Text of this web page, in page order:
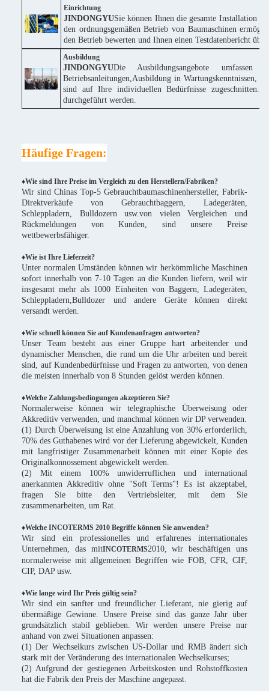
Einrichtung
JINDONGYUSie können Ihnen die gesamte Installation
den ordnungsgemäßen Betrieb von Baumaschinen
den Betrieb bewerten und Ihnen einen Testdatenbericht
Ausbildung
JINDONGYUDie Ausbildungsangebote
Betriebsanleitungen,Ausbildung in Wartungskenntnissen,
sind auf Ihre individuellen Bedürfnisse
durchgeführt werden.
Häufige Fragen:
♦Wie sind Ihre Preise im Vergleich zu den Herstellern/Fabriken?
Wir sind Chinas Top-5 Gebrauchtbaumaschinenhersteller, Fabrik-
Direktverkäufe von Gebrauchtbaggern, Ladegeräten,
Schleppladern, Bulldozern usw.von vielen Vergleichen und
Rückmeldungen von Kunden, sind unsere Preise
wettbewerbsfähiger.
♦Wie ist Ihre Lieferzeit?
Unter normalen Umständen können wir herkömmliche Maschinen
sofort innerhalb von 7-10 Tagen an die Kunden liefern, weil wir
insgesamt mehr als 1000 Einheiten von Baggern, Ladegeräten,
Schleppladern,Bulldozer und andere Geräte können direkt
versandt werden.
♦Wie schnell können Sie auf Kundenanfragen antworten?
Unser Team besteht aus einer Gruppe hart arbeitender und
dynamischer Menschen, die rund um die Uhr arbeiten und bereit
sind, auf Kundenbedürfnisse und Fragen zu antworten, von denen
die meisten innerhalb von 8 Stunden gelöst werden können.
♦Welche Zahlungsbedingungen akzeptieren Sie?
Normalerweise können wir telegraphische Überweisung oder
Akkreditiv verwenden, und manchmal können wir DP verwenden.
(1) Durch Überweisung ist eine Anzahlung von 30% erforderlich,
70% des Guthabenes wird vor der Lieferung abgewickelt, Kunden
mit langfristiger Zusammenarbeit können mit einer Kopie des
Originalkonnossement abgewickelt werden.
(2) Mit einem 100% unwiderruflichen und international
anerkannten Akkreditiv ohne "Soft Terms"! Es ist akzeptabel,
fragen Sie bitte den Vertriebsleiter, mit dem Sie
zusammenarbeiten, um Rat.
♦Welche INCOTERMS 2010 Begriffe können Sie anwenden?
Wir sind ein professionelles und erfahrenes internationales
Unternehmen, das mitINCOTERMS2010, wir beschäftigen uns
normalerweise mit allgemeinen Begriffen wie FOB, CFR, CIF,
CIP, DAP usw.
♦Wie lange wird Ihr Preis gültig sein?
Wir sind ein sanfter und freundlicher Lieferant, nie gierig auf
übermäßige Gewinne. Unsere Preise sind das ganze Jahr über
grundsätzlich stabil geblieben. Wir werden unsere Preise nur
anhand von zwei Situationen anpassen:
(1) Der Wechselkurs zwischen US-Dollar und RMB ändert sich
stark mit der Veränderung des internationalen Wechselkurses;
(2) Aufgrund der gestiegenen Arbeitskosten und Rohstoffkosten
hat die Fabrik den Preis der Maschine angepasst.